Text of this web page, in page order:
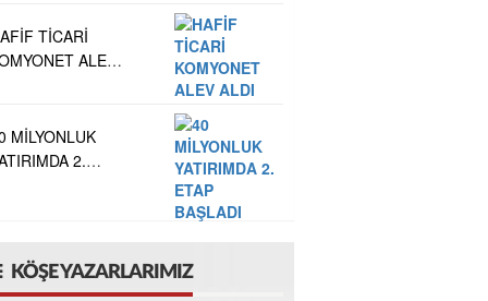
TİCARİ
ALEV
MİLYONLUK
2.
KÖŞE YAZARLARIMIZ